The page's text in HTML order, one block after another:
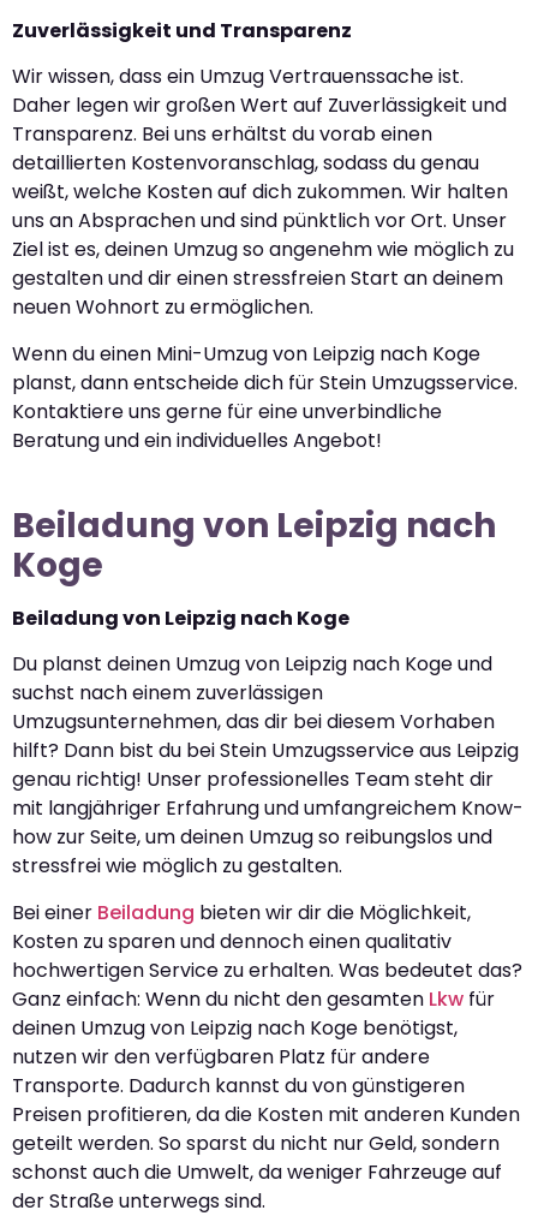
Zuverlässigkeit und Transparenz
Wir wissen, dass ein Umzug Vertrauenssache ist.
Daher legen wir großen Wert auf Zuverlässigkeit und
Transparenz. Bei uns erhältst du vorab einen
detaillierten Kostenvoranschlag, sodass du genau
weißt, welche Kosten auf dich zukommen. Wir halten
uns an Absprachen und sind pünktlich vor Ort. Unser
Ziel ist es, deinen Umzug so angenehm wie möglich zu
gestalten und dir einen stressfreien Start an deinem
neuen Wohnort zu ermöglichen.
Wenn du einen Mini-Umzug von Leipzig nach Koge
planst, dann entscheide dich für Stein Umzugsservice.
Kontaktiere uns gerne für eine unverbindliche
Beratung und ein individuelles Angebot!
Beiladung von Leipzig nach
Koge
Beiladung von Leipzig nach Koge
Du planst deinen Umzug von Leipzig nach Koge und
suchst nach einem zuverlässigen
Umzugsunternehmen, das dir bei diesem Vorhaben
hilft? Dann bist du bei Stein Umzugsservice aus Leipzig
genau richtig! Unser professionelles Team steht dir
mit langjähriger Erfahrung und umfangreichem Know-
how zur Seite, um deinen Umzug so reibungslos und
stressfrei wie möglich zu gestalten.
Bei einer Beiladung bieten wir dir die Möglichkeit,
Kosten zu sparen und dennoch einen qualitativ
hochwertigen Service zu erhalten. Was bedeutet das?
Ganz einfach: Wenn du nicht den gesamten Lkw für
deinen Umzug von Leipzig nach Koge benötigst,
nutzen wir den verfügbaren Platz für andere
Transporte. Dadurch kannst du von günstigeren
Preisen profitieren, da die Kosten mit anderen Kunden
geteilt werden. So sparst du nicht nur Geld, sondern
schonst auch die Umwelt, da weniger Fahrzeuge auf
der Straße unterwegs sind.